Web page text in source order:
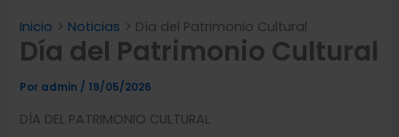
Inicio Noticias Día del Patrimonio Cultural
Día del Patrimonio Cultural
Por admin / 19/05/2026
DÍA DEL PATRIMONIO CULTURAL